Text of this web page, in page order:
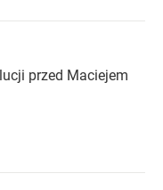
przed Maciejem